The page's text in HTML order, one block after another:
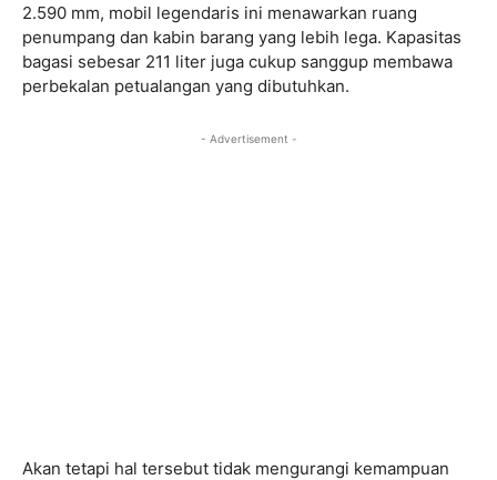
2.590 mm, mobil legendaris ini menawarkan ruang
penumpang dan kabin barang yang lebih lega. Kapasitas
bagasi sebesar 211 liter juga cukup sanggup membawa
perbekalan petualangan yang dibutuhkan.
- Advertisement -
Akan tetapi hal tersebut tidak mengurangi kemampuan